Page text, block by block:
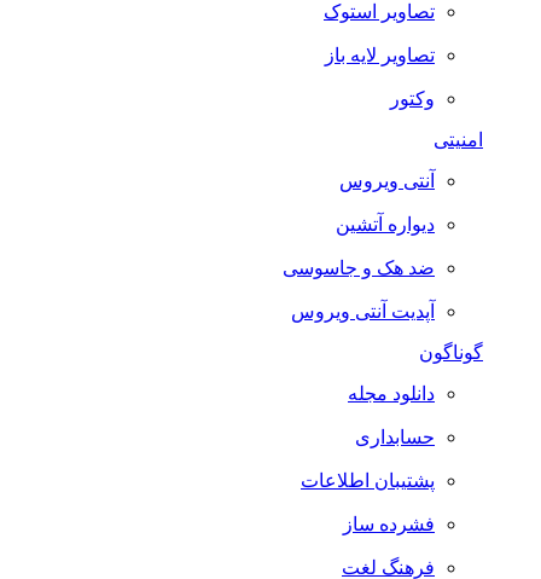
تصاویر استوک
تصاویر لایه باز
وکتور
امنیتی
آنتی ویروس
دیواره آتشین
ضد هک و جاسوسی
آپدیت آنتی ویروس
گوناگون
دانلود مجله
حسابداری
پشتیبان اطلاعات
فشرده ساز
فرهنگ لغت